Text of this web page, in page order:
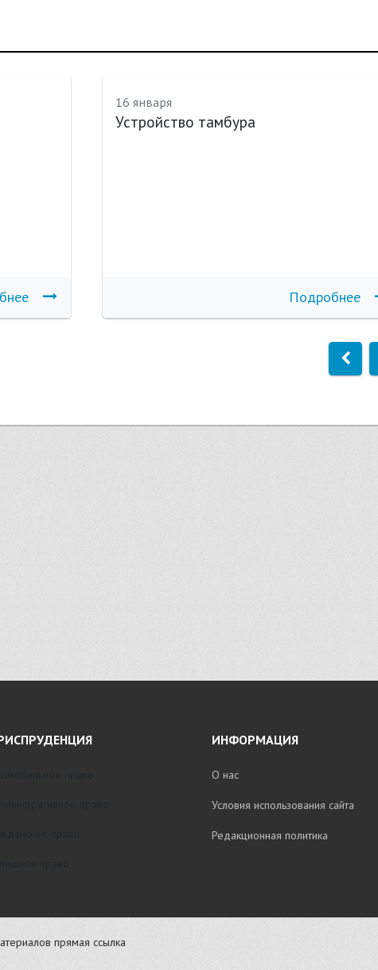
16 января
Устройство тамбура
Подробнее
ИНФОРМАЦИЯ
О нас
Условия использования сайта
Редакционная политика
прямая ссылка